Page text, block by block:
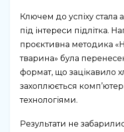
Ключем до успіху стала
під інтереси підлітка.
проєктивна методика
тварина» була
формат, що зацікавило
захоплюється
технологіями.
Результати не